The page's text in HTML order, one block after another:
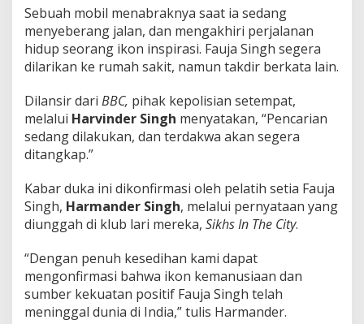
n
a
M
a
a
o
n
U
i
a
e
b
h
d
Sebuah mobil menabraknya saat ia sedang
menyeberang jalan, dan mengakhiri perjalanan
hidup seorang ikon inspirasi. Fauja Singh segera
dilarikan ke rumah sakit, namun takdir berkata lain.
Dilansir dari BBC, pihak kepolisian setempat,
melalui Harvinder Singh menyatakan, “Pencarian
sedang dilakukan, dan terdakwa akan segera
ditangkap.”
Kabar duka ini dikonfirmasi oleh pelatih setia Fauja
Singh, Harmander Singh, melalui pernyataan yang
diunggah di klub lari mereka, Sikhs In The City.
“Dengan penuh kesedihan kami dapat
mengonfirmasi bahwa ikon kemanusiaan dan
sumber kekuatan positif Fauja Singh telah
meninggal dunia di India,” tulis Harmander.